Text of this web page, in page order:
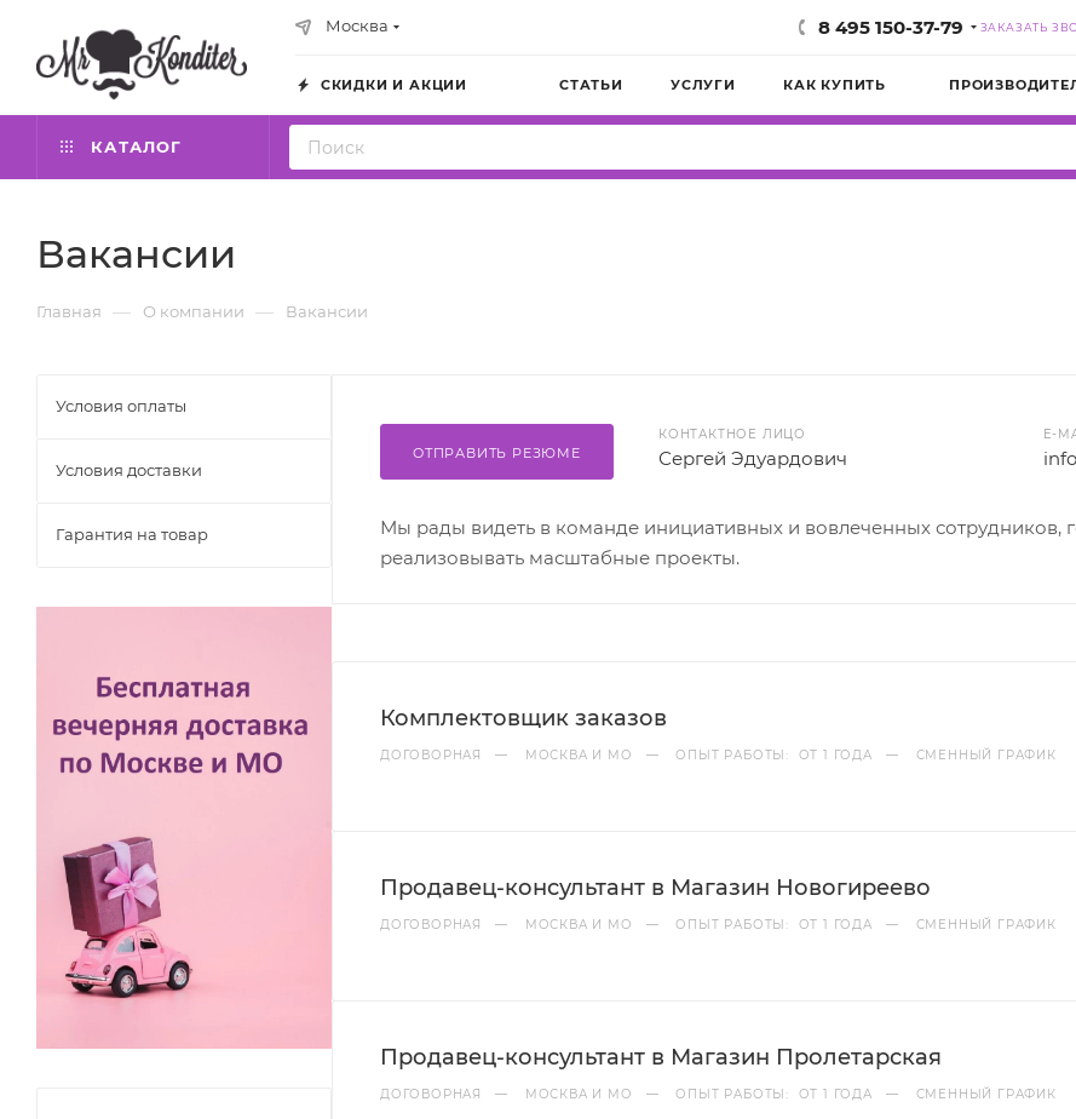
Москва 8 495 150-37-79 ЗАКАЗАТЬ
СКИДКИ И АКЦИИ СТАТЬИ УСЛУГИ КАК КУПИТЬ
КАТАЛОГ
Вакансии
Главная — О компании — Вакансии
ОТПРАВИТЬ РЕЗЮМЕ
КОНТАКТНОЕ ЛИЦО
Сергей Эдуардович
E-
Мы рады видеть в команде инициативных и вовлеченных сотрудников,
реализовывать масштабные проекты.
Комплектовщик заказов
ДОГОВОРНАЯ — МОСКВА И МО — ОПЫТ РАБОТЫ: ОТ 1 ГОДА — СМЕННЫЙ ГРАФИК
Продавец-консультант в Магазин Новогиреево
ДОГОВОРНАЯ — МОСКВА И МО — ОПЫТ РАБОТЫ: ОТ 1 ГОДА — СМЕННЫЙ ГРАФИК
Продавец-консультант в Магазин Пролетарская
ДОГОВОРНАЯ — МОСКВА И МО — ОПЫТ РАБОТЫ: ОТ 1 ГОДА — СМЕННЫЙ ГРАФИК
Условия оплаты
Условия доставки
Гарантия на товар